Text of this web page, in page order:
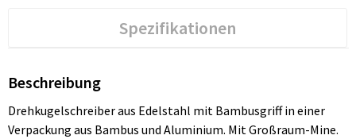
Spezifikationen
Beschreibung
Drehkugelschreiber aus Edelstahl mit Bambusgriff in einer
Verpackung aus Bambus und Aluminium. Mit Großraum-Mine.